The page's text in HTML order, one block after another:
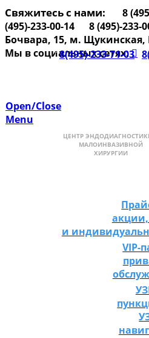
Свяжитесь с нами: 8
(495)-233-00-14
8 (495)-233-
Бочвара, 15, м. Щукинская,
Мы в социальных сетях:
8(495)-233-71-03 
Open/Close
Menu
и
VIP-